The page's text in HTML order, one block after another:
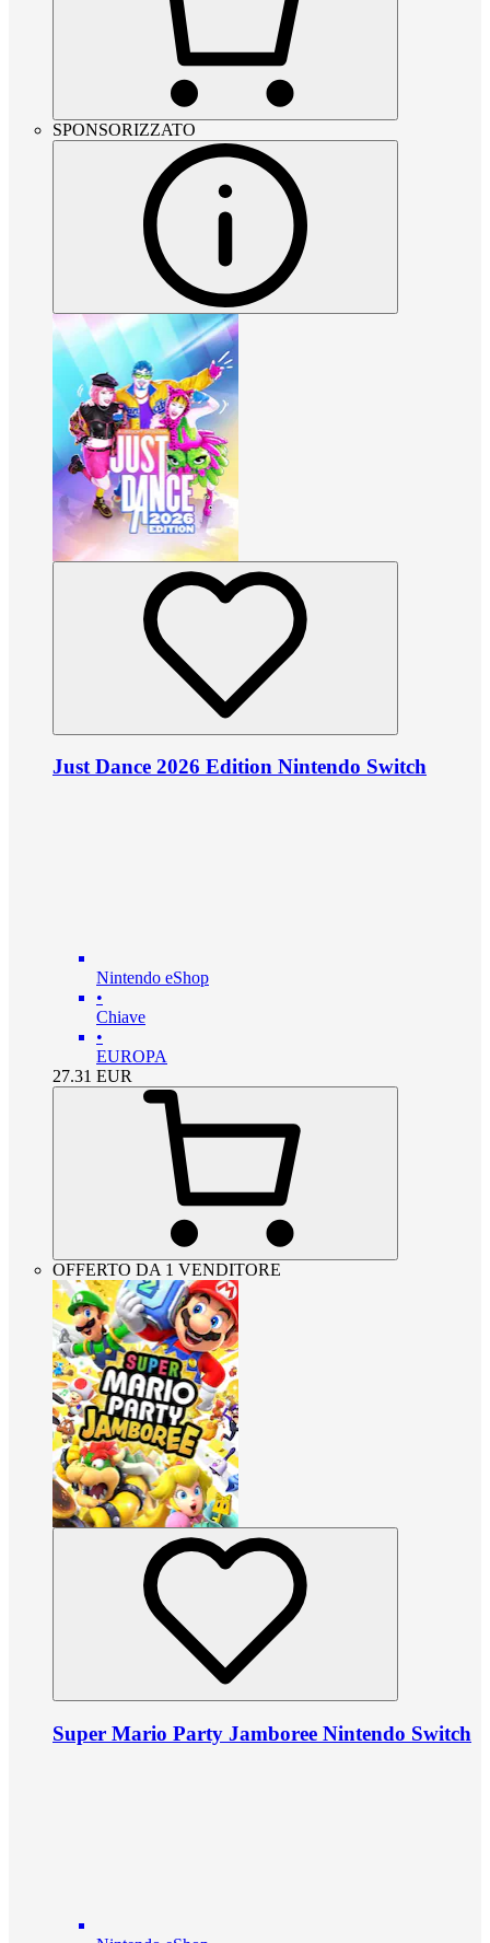
SPONSORIZZATO
Just Dance 2026 Edition Nintendo Switch
Nintendo eShop
•
Chiave
•
EUROPA
27.31 EUR
OFFERTO DA 1 VENDITORE
Super Mario Party Jamboree Nintendo Switch